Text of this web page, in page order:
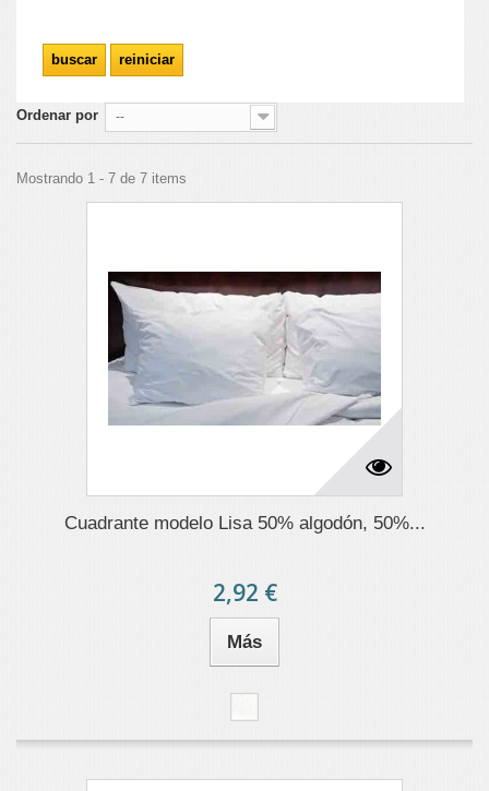
Ordenar por --
Mostrando 1 - 7 de 7 items
Cuadrante modelo Lisa 50% algodón, 50%...
2,92 €
Más